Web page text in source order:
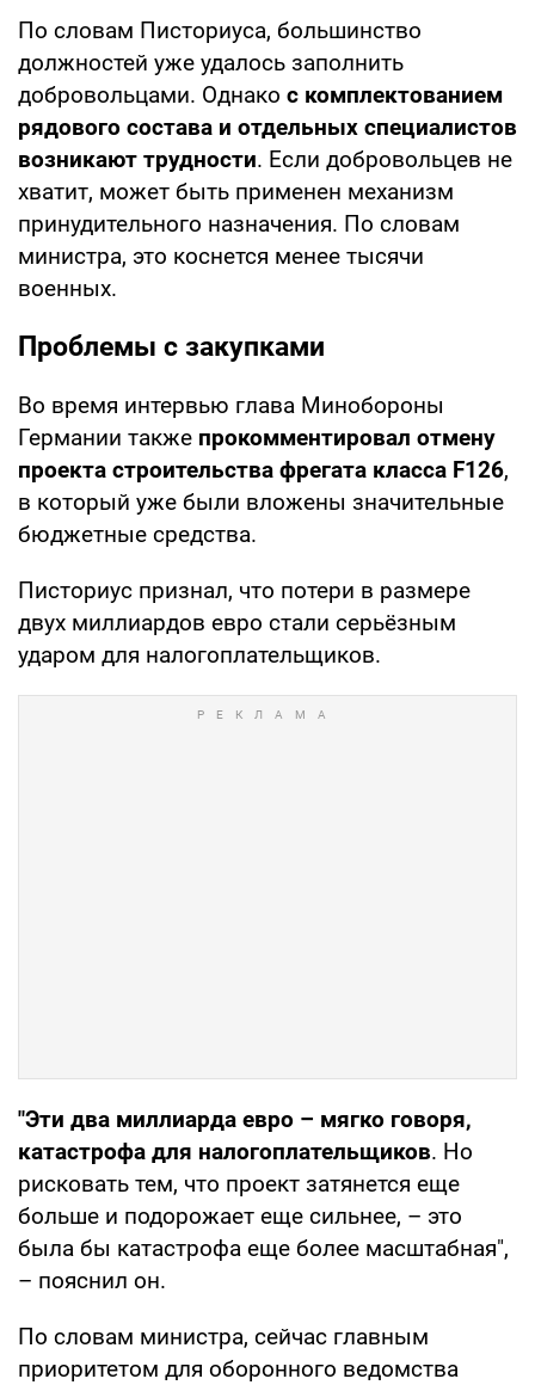
По словам Писториуса, большинство
должностей уже удалось заполнить
добровольцами. Однако с комплектованием
рядового состава и отдельных специалистов
возникают трудности. Если добровольцев не
хватит, может быть применен механизм
принудительного назначения. По словам
министра, это коснется менее тысячи
военных.
Проблемы с закупками
Во время интервью глава Минобороны
Германии также прокомментировал отмену
проекта строительства фрегата класса F126,
в который уже были вложены значительные
бюджетные средства.
Писториус признал, что потери в размере
двух миллиардов евро стали серьёзным
ударом для налогоплательщиков.
"Эти два миллиарда евро – мягко говоря,
катастрофа для налогоплательщиков. Но
рисковать тем, что проект затянется еще
больше и подорожает еще сильнее, – это
была бы катастрофа еще более масштабная",
– пояснил он.
По словам министра, сейчас главным
приоритетом для оборонного ведомства